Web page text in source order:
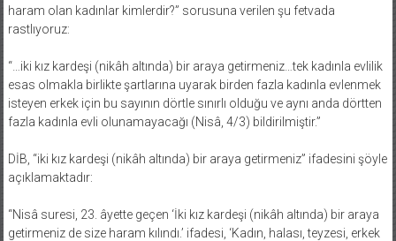
haram olan kadınlar kimlerdir?” sorusuna verilen şu fetvada
rastlıyoruz:
“…iki kız kardeşi (nikâh altında) bir araya getirmeniz…tek kadınla evlilik
esas olmakla birlikte şartlarına uyarak birden fazla kadınla evlenmek
isteyen erkek için bu sayının dörtle sınırlı olduğu ve aynı anda dörtten
fazla kadınla evli olunamayacağı (Nisâ, 4/3) bildirilmiştir.”
DİB, “iki kız kardeşi (nikâh altında) bir araya getirmeniz” ifadesini şöyle
açıklamaktadır:
“Nisâ suresi, 23. âyette geçen ‘İki kız kardeşi (nikâh altında) bir araya
getirmeniz de size haram kılındı.’ ifadesi, ‘Kadın, halası, teyzesi, erkek